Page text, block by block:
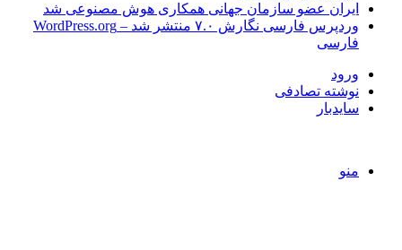
ایران عضو سازمان جهانی همکاری هوش مصنوعی شد
وردپرس فارسی نگارش ۷.۰ منتشر شد – WordPress.org
فارسی
ورود
نوشته تصادفی
سایدبار
منو